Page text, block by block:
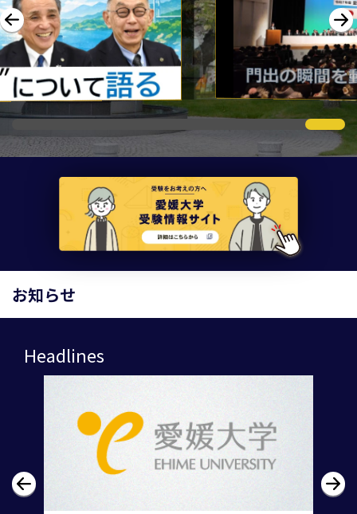
お知らせ
Headlines